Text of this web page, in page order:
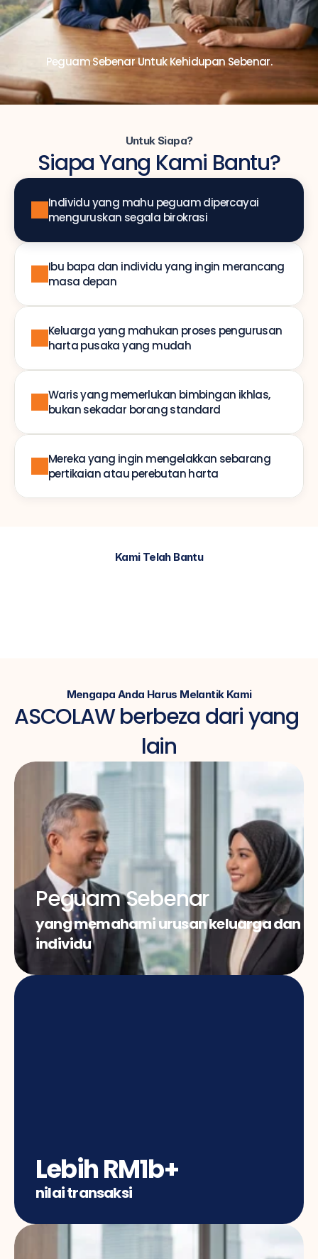
Peguam Sebenar Untuk Kehidupan Sebenar.
Untuk Siapa?
Siapa Yang Kami Bantu?
Ibu bapa dan individu yang ingin merancang
masa depan
Keluarga yang mahukan proses pengurusan
harta pusaka yang mudah
Waris yang memerlukan bimbingan ikhlas,
bukan sekadar borang standard
Mereka yang ingin mengelakkan sebarang
pertikaian atau perebutan harta
Individu yang mahu peguam dipercayai
menguruskan segala birokrasi
Kami Telah Bantu
Mengapa Anda Harus Melantik Kami
ASCOLAW berbeza dari yang
lain
Peguam Sebenar
yang memahami urusan keluarga dan
individu
Lebih RM1b+
nilai transaksi